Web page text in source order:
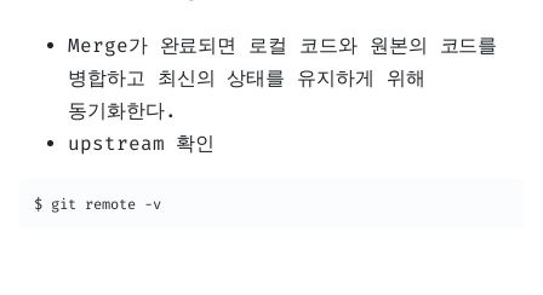
Merge가 완료되면 로컬 코드와 원본의 코드를
병합하고 최신의 상태를 유지하게 위해
동기화한다.
upstream 확인
$ git remote -v